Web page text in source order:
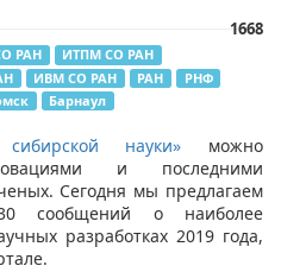
1668
РАН
ИТПМ СО РАН
ИВМ СО РАН РАН
РНФ
Барнаул
науки» можно
и последними
Сегодня мы предлагаем
сообщений о наиболее
разработках 2019 года,